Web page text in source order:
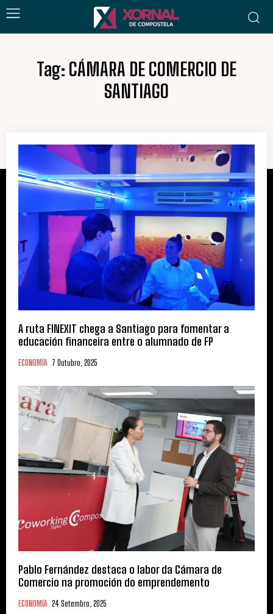
Tag: CÁMARA DE COMERCIO DE
SANTIAGO
A ruta FINEXIT chega a Santiago para fomentar a
educación financeira entre o alumnado de FP
ECONOMÍA 7 Outubro, 2025
Pablo Fernández destaca o labor da Cámara de
Comercio na promoción do emprendemento
ECONOMÍA 24 Setembro, 2025